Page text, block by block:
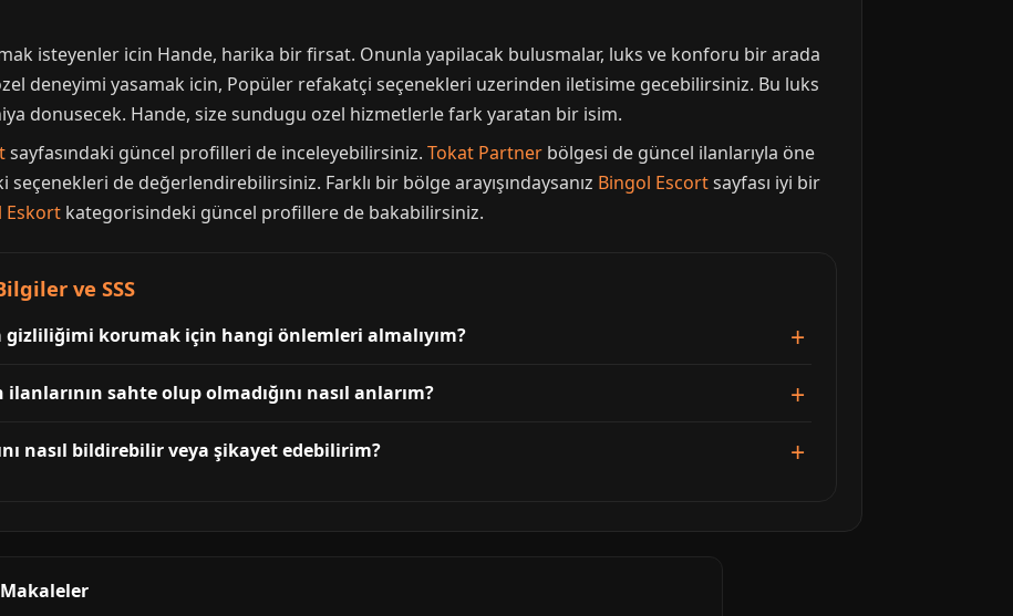
isteyenler icin Hande, harika bir firsat. Onunla yapilacak bulusmalar, luks ve konforu bir arada
deneyimi yasamak icin, Popüler refakatçi seçenekleri uzerinden iletisime gecebilirsiniz. Bu luks
donusecek. Hande, size sundugu ozel hizmetlerle fark yaratan bir isim.
sayfasındaki güncel profilleri de inceleyebilirsiniz. Tokat Partner bölgesi de güncel ilanlarıyla öne
seçenekleri de değerlendirebilirsiniz. Farklı bir bölge arayışındaysanız Bingol Escortsayfası iyi bir
Eskort kategorisindeki güncel profillere de bakabilirsiniz.
ve SSS
gizliliğimi korumak için hangi önlemleri almalıyım?
sahte olup olmadığını nasıl anlarım?
nasıl bildirebilir veya şikayet edebilirim?